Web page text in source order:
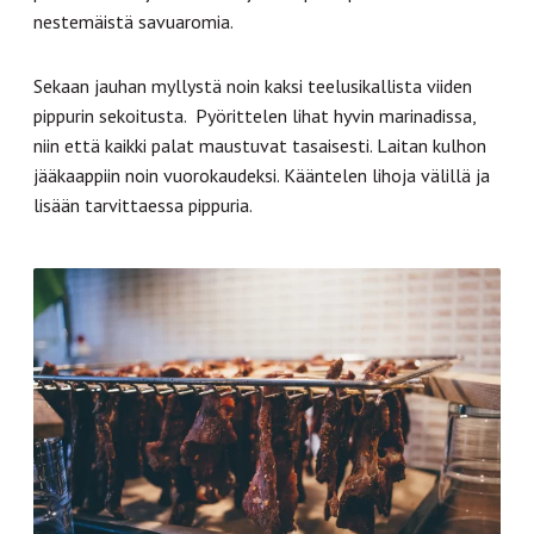
nestemäistä savuaromia.
Sekaan jauhan myllystä noin kaksi teelusikallista viiden
pippurin sekoitusta. Pyörittelen lihat hyvin marinadissa,
niin että kaikki palat maustuvat tasaisesti. Laitan kulhon
jääkaappiin noin vuorokaudeksi. Kääntelen lihoja välillä ja
lisään tarvittaessa pippuria.